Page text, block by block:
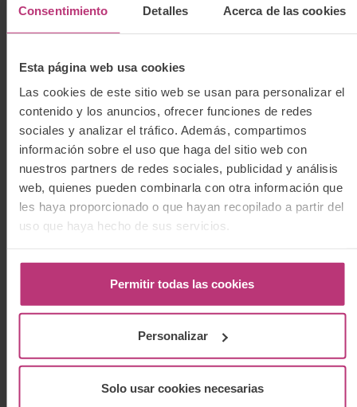
Consentimiento Detalles Acerca de las cookies
Esta página web usa cookies
Las cookies de este sitio web se usan para personalizar el
contenido y los anuncios, ofrecer funciones de redes
sociales y analizar el tráfico. Además, compartimos
información sobre el uso que haga del sitio web con
nuestros partners de redes sociales, publicidad y análisis
web, quienes pueden combinarla con otra información que
les haya proporcionado o que hayan recopilado a partir del
uso que haya hecho de sus servicios.
Permitir todas las cookies
Personalizar
Solo usar cookies necesarias
Quizás también te interese:
Formar a los profesionales es clave para una mejor
atención del duelo perinatal
‘Duelo perinatal’: una reseña del Grupo de Psicología
Clínica Contemporánea